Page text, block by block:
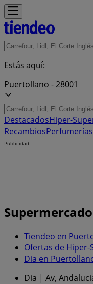
Estás aquí:
Puertollano - 28001
DestacadosHiper-
Recambios
Publicidad
Tiendeo en
Ofertas de
Dia en
Dia | Av,